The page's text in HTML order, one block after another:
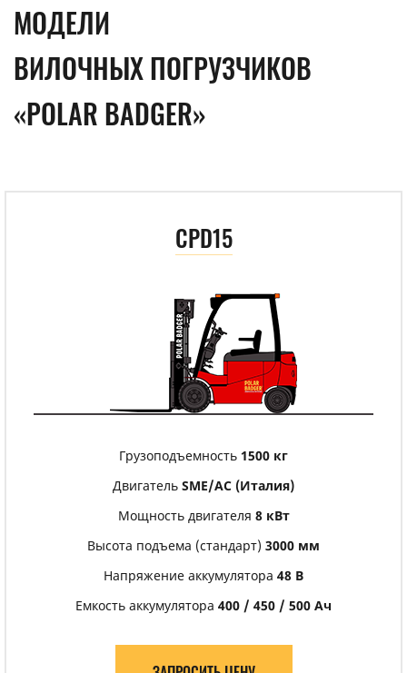
МОДЕЛИ
ВИЛОЧНЫХ ПОГРУЗЧИКОВ
«POLAR BADGER»
CPD15
Грузоподъемность 1500 кг
Двигатель SME/АС (Италия)
Мощность двигателя 8 кВт
Высота подъема (стандарт) 3000 мм
Напряжение аккумулятора 48 В
Емкость аккумулятора 400 / 450 / 500 Ач